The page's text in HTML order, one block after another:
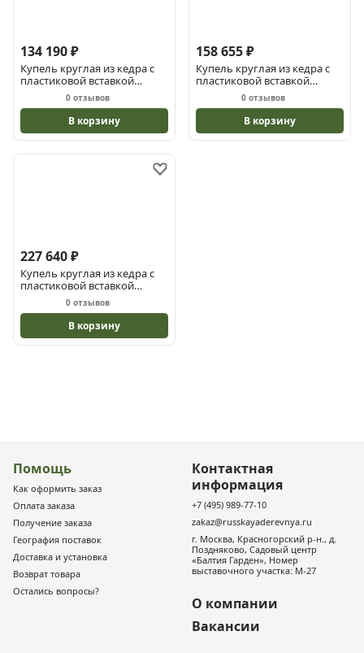
134 190 ₽
Купель круглая из кедра с
пластиковой вставкой
ПРЕМИУМ1 1х1х1
0 отзывов
В корзину
158 655 ₽
Купель круглая из кедра с
пластиковой вставкой
ПРЕМИУМ2 1.2х1.2х1.2
0 отзывов
В корзину
227 640 ₽
Купель круглая из кедра с
пластиковой вставкой
ПРЕМИУМ3 1.5х1.5х1.2
0 отзывов
В корзину
Помощь
Как оформить заказ
Оплата заказа
Получение заказа
География поставок
Доставка и установка
Возврат товара
Остались вопросы?
Контактная
информация
+7 (495) 989-77-10
zakaz@russkayaderevnya.ru
г. Москва, Красногорский р-н., д.
Поздняково, Садовый центр
«Балтия Гарден», Номер
выставочного участка: М-27
О компании
Вакансии